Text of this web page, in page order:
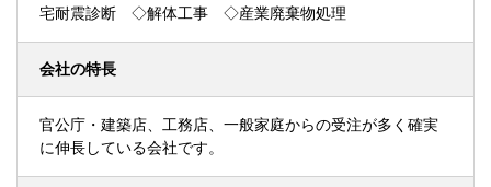
宅耐震診断 ◇解体工事 ◇産業廃棄物処理
会社の特長
官公庁・建築店、工務店、一般家庭からの受注が多く確実
に伸長している会社です。